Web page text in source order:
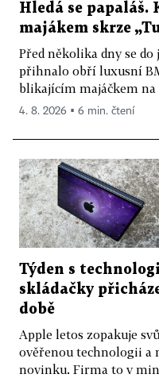
Hledá se papaláš.
majákem skrze
Před několika dny se
přihnalo obří luxusní
blikajícím majáčkem na
4. 8. 2026 ▪ 6 min. čtení
Týden s
skládačky
době
Apple letos zopakuje
ověřenou technologii a
novinku. Firma to v